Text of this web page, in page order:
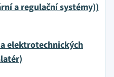
a regulační systémy))
elektrotechnických